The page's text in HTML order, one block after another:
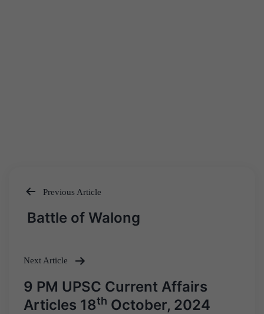
Post
Previous Article
Battle of Walong
Next Article
9 PM UPSC Current Affairs
Articles 18th October, 2024